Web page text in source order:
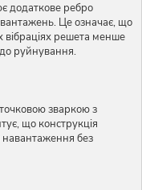
додаткове ребро
Це означає, що
вібраціях решета менше
руйнування.
зваркою з
що конструкція
навантаження без